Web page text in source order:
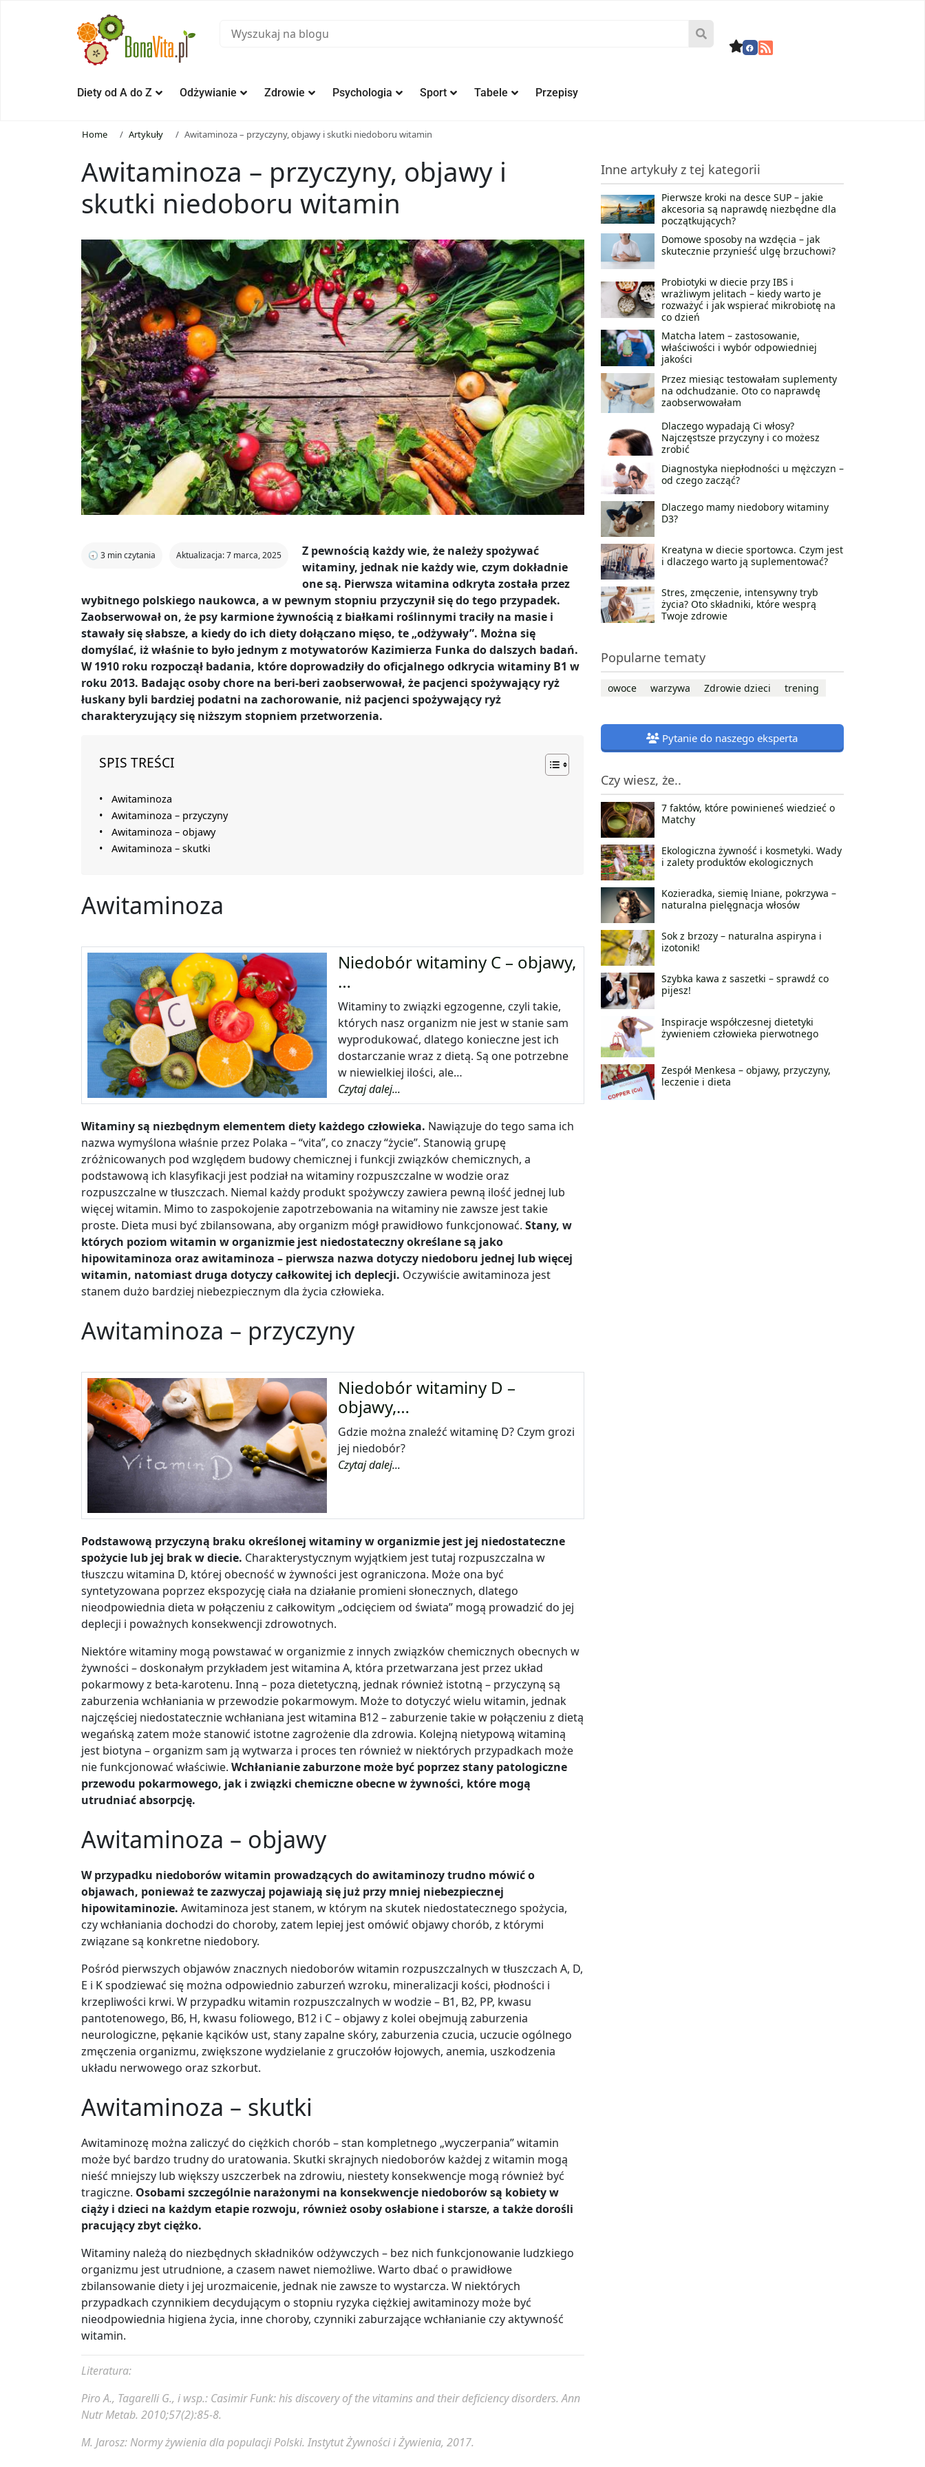
Diety od A do Z Odżywianie Zdrowie Psychologia Sport Tabele Przepisy
Home Artykuły Awitaminoza – przyczyny, objawy i skutki niedoboru witamin
Awitaminoza – przyczyny, objawy i
skutki niedoboru witamin
🕣 3 min czytania Aktualizacja: 7 marca, 2025
Z pewnością każdy wie, że należy spożywać
witaminy, jednak nie każdy wie, czym dokładnie
one są. Pierwsza witamina odkryta została przez
wybitnego polskiego naukowca, a w pewnym stopniu przyczynił się do tego przypadek.
Zaobserwował on, że psy karmione żywnością z białkami roślinnymi traciły na masie i
stawały się słabsze, a kiedy do ich diety dołączano mięso, te „odżywały”. Można się
domyślać, iż właśnie to było jednym z motywatorów Kazimierza Funka do dalszych badań.
W 1910 roku rozpoczął badania, które doprowadziły do oficjalnego odkrycia witaminy B1 w
roku 2013. Badając osoby chore na beri-beri zaobserwował, że pacjenci spożywający ryż
łuskany byli bardziej podatni na zachorowanie, niż pacjenci spożywający ryż
charakteryzujący się niższym stopniem przetworzenia.
SPIS TREŚCI
Awitaminoza
Awitaminoza – przyczyny
Awitaminoza – objawy
Awitaminoza – skutki
Awitaminoza
Niedobór witaminy C – objawy,
…
Witaminy to związki egzogenne, czyli takie,
których nasz organizm nie jest w stanie sam
wyprodukować, dlatego konieczne jest ich
dostarczanie wraz z dietą. Są one potrzebne
w niewielkiej ilości, ale…
Czytaj dalej...
Witaminy są niezbędnym elementem diety każdego człowieka. Nawiązuje do tego sama ich
nazwa wymyślona właśnie przez Polaka – “vita”, co znaczy “życie”. Stanowią grupę
zróżnicowanych pod względem budowy chemicznej i funkcji związków chemicznych, a
podstawową ich klasyfikacji jest podział na witaminy rozpuszczalne w wodzie oraz
rozpuszczalne w tłuszczach. Niemal każdy produkt spożywczy zawiera pewną ilość jednej lub
więcej witamin. Mimo to zaspokojenie zapotrzebowania na witaminy nie zawsze jest takie
proste. Dieta musi być zbilansowana, aby organizm mógł prawidłowo funkcjonować. Stany, w
których poziom witamin w organizmie jest niedostateczny określane są jako
hipowitaminoza oraz awitaminoza – pierwsza nazwa dotyczy niedoboru jednej lub więcej
witamin, natomiast druga dotyczy całkowitej ich deplecji. Oczywiście awitaminoza jest
stanem dużo bardziej niebezpiecznym dla życia człowieka.
Awitaminoza – przyczyny
Niedobór witaminy D –
objawy,…
Gdzie można znaleźć witaminę D? Czym grozi
jej niedobór?
Czytaj dalej...
Podstawową przyczyną braku określonej witaminy w organizmie jest jej niedostateczne
spożycie lub jej brak w diecie. Charakterystycznym wyjątkiem jest tutaj rozpuszczalna w
tłuszczu witamina D, której obecność w żywności jest ograniczona. Może ona być
syntetyzowana poprzez ekspozycję ciała na działanie promieni słonecznych, dlatego
nieodpowiednia dieta w połączeniu z całkowitym „odcięciem od świata” mogą prowadzić do jej
deplecji i poważnych konsekwencji zdrowotnych.
Niektóre witaminy mogą powstawać w organizmie z innych związków chemicznych obecnych w
żywności – doskonałym przykładem jest witamina A, która przetwarzana jest przez układ
pokarmowy z beta-karotenu. Inną – poza dietetyczną, jednak również istotną – przyczyną są
zaburzenia wchłaniania w przewodzie pokarmowym. Może to dotyczyć wielu witamin, jednak
najczęściej niedostatecznie wchłaniana jest witamina B12 – zaburzenie takie w połączeniu z dietą
wegańską zatem może stanowić istotne zagrożenie dla zdrowia. Kolejną nietypową witaminą
jest biotyna – organizm sam ją wytwarza i proces ten również w niektórych przypadkach może
nie funkcjonować właściwie. Wchłanianie zaburzone może być poprzez stany patologiczne
przewodu pokarmowego, jak i związki chemiczne obecne w żywności, które mogą
utrudniać absorpcję.
Awitaminoza – objawy
W przypadku niedoborów witamin prowadzących do awitaminozy trudno mówić o
objawach, ponieważ te zazwyczaj pojawiają się już przy mniej niebezpiecznej
hipowitaminozie. Awitaminoza jest stanem, w którym na skutek niedostatecznego spożycia,
czy wchłaniania dochodzi do choroby, zatem lepiej jest omówić objawy chorób, z którymi
związane są konkretne niedobory.
Pośród pierwszych objawów znacznych niedoborów witamin rozpuszczalnych w tłuszczach A, D,
E i K spodziewać się można odpowiednio zaburzeń wzroku, mineralizacji kości, płodności i
krzepliwości krwi. W przypadku witamin rozpuszczalnych w wodzie – B1, B2, PP, kwasu
pantotenowego, B6, H, kwasu foliowego, B12 i C – objawy z kolei obejmują zaburzenia
neurologiczne, pękanie kącików ust, stany zapalne skóry, zaburzenia czucia, uczucie ogólnego
zmęczenia organizmu, zwiększone wydzielanie z gruczołów łojowych, anemia, uszkodzenia
układu nerwowego oraz szkorbut.
Awitaminoza – skutki
Awitaminozę można zaliczyć do ciężkich chorób – stan kompletnego „wyczerpania” witamin
może być bardzo trudny do uratowania. Skutki skrajnych niedoborów każdej z witamin mogą
nieść mniejszy lub większy uszczerbek na zdrowiu, niestety konsekwencje mogą również być
tragiczne. Osobami szczególnie narażonymi na konsekwencje niedoborów są kobiety w
ciąży i dzieci na każdym etapie rozwoju, również osoby osłabione i starsze, a także dorośli
pracujący zbyt ciężko.
Witaminy należą do niezbędnych składników odżywczych – bez nich funkcjonowanie ludzkiego
organizmu jest utrudnione, a czasem nawet niemożliwe. Warto dbać o prawidłowe
zbilansowanie diety i jej urozmaicenie, jednak nie zawsze to wystarcza. W niektórych
przypadkach czynnikiem decydującym o stopniu ryzyka ciężkiej awitaminozy może być
nieodpowiednia higiena życia, inne choroby, czynniki zaburzające wchłanianie czy aktywność
witamin.
Literatura:
Piro A., Tagarelli G., i wsp.: Casimir Funk: his discovery of the vitamins and their deficiency disorders. Ann
Nutr Metab. 2010;57(2):85-8.
M. Jarosz: Normy żywienia dla populacji Polski. Instytut Żywności i Żywienia, 2017.
Inne artykuły z tej kategorii
Pierwsze kroki na desce SUP – jakie
akcesoria są naprawdę niezbędne dla
początkujących?
Domowe sposoby na wzdęcia – jak
skutecznie przynieść ulgę brzuchowi?
Probiotyki w diecie przy IBS i
wrażliwym jelitach – kiedy warto je
rozważyć i jak wspierać mikrobiotę na
co dzień
Matcha latem – zastosowanie,
właściwości i wybór odpowiedniej
jakości
Przez miesiąc testowałam suplementy
na odchudzanie. Oto co naprawdę
zaobserwowałam
Dlaczego wypadają Ci włosy?
Najczęstsze przyczyny i co możesz
zrobić
Diagnostyka niepłodności u mężczyzn –
od czego zacząć?
Dlaczego mamy niedobory witaminy
D3?
Kreatyna w diecie sportowca. Czym jest
i dlaczego warto ją suplementować?
Stres, zmęczenie, intensywny tryb
życia? Oto składniki, które wesprą
Twoje zdrowie
Popularne tematy
owoce warzywa Zdrowie dzieci trening
Pytanie do naszego eksperta
Czy wiesz, że..
7 faktów, które powinieneś wiedzieć o
Matchy
Ekologiczna żywność i kosmetyki. Wady
i zalety produktów ekologicznych
Kozieradka, siemię lniane, pokrzywa –
naturalna pielęgnacja włosów
Sok z brzozy – naturalna aspiryna i
izotonik!
Szybka kawa z saszetki – sprawdź co
pijesz!
Inspiracje współczesnej dietetyki
żywieniem człowieka pierwotnego
Zespół Menkesa – objawy, przyczyny,
leczenie i dieta